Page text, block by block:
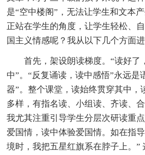
是“空中楼阁”，无法让学生和文本
正站在学生的角度，让学生轻松、
国主义情感呢？我从以下几个方面
首先，架设朗读梯度。“读好了
中”。“反复诵读，读中感悟”永远是
器”。整个课堂，读始终贯穿其中，
多样，有指名读、小组读、齐读、
我尤其注重引导学生分层次研读重
爱国情，读中体验爱国情。如在指
境时，我把五星红旗系在脖子上。”